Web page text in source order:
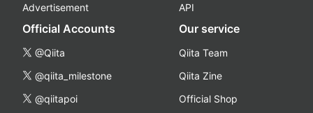
Advertisement
API
Official Accounts
@Qiita
@qiita_milestone
@qiitapoi
Our service
Qiita Team
Qiita Zine
Official Shop